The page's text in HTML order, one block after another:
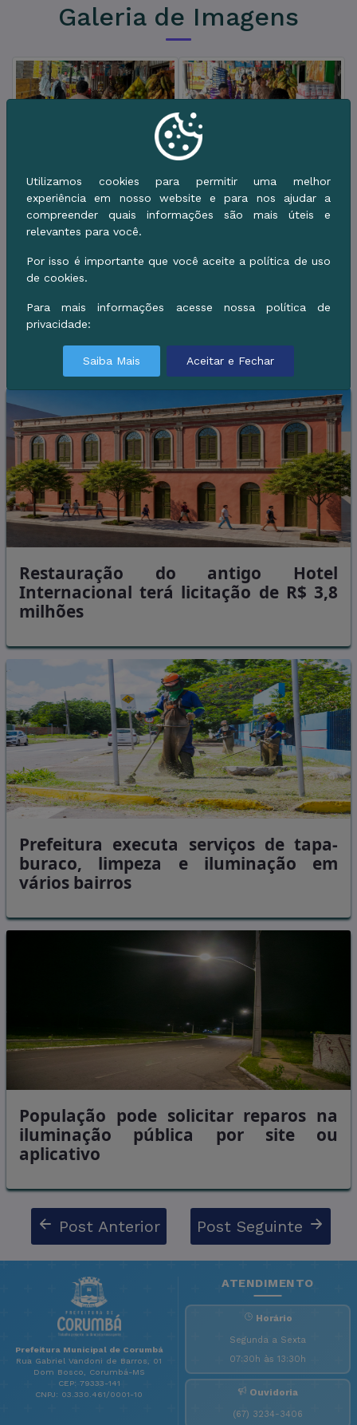
Galeria de Imagens
Mais em Infraestrutura
Restauração do antigo Hotel
Internacional terá licitação de R$ 3,8
milhões
Prefeitura executa serviços de tapa-
buraco, limpeza e iluminação em
vários bairros
População pode solicitar reparos na
iluminação pública por site ou
aplicativo
Post Anterior Post Seguinte
Prefeitura Municipal de Corumbá
Rua Gabriel Vandoni de Barros, 01
Dom Bosco, Corumbá-MS
CEP: 79333-141
CNPJ: 03.330.461/0001-10
ATENDIMENTO
Horário
Segunda a Sexta
07:30h às 13:30h
Ouvidoria
(67) 3234-3406
Utilizamos cookies para permitir uma melhor
experiência em nosso website e para nos ajudar a
compreender quais informações são mais úteis e
relevantes para você.
Por isso é importante que você aceite a política de uso
de cookies.
Para mais informações acesse nossa política de
privacidade:
Saiba Mais Aceitar e Fechar